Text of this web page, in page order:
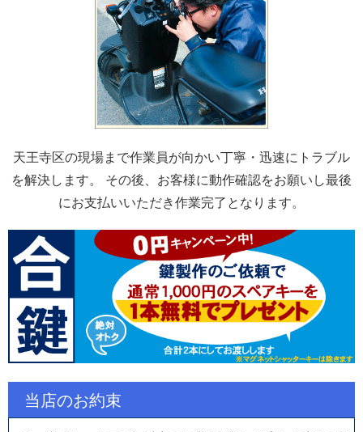
天王寺区の現場まで作業員が向かい丁寧・迅速にトラブル
を解決します。 その後、お客様に動作確認をお願いし最後
にお支払いいただき作業完了となります。
当店のお約束